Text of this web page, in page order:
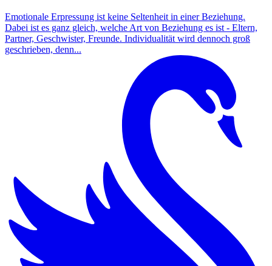
Emotionale Erpressung ist keine Seltenheit in einer Beziehung.
Dabei ist es ganz gleich, welche Art von Beziehung es ist - Eltern,
Partner, Geschwister, Freunde. Individualität wird dennoch groß
geschrieben, denn...